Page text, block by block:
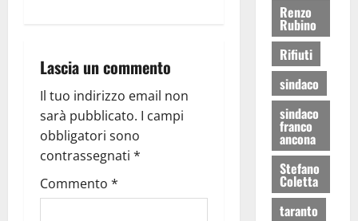
Lascia un commento
Il tuo indirizzo email non
sarà pubblicato. I campi
obbligatori sono
contrassegnati *
Commento *
Renzo
Rubino
Rifiuti
sindaco
sindaco
franco
ancona
Stefano
Coletta
taranto